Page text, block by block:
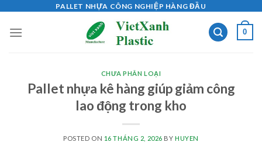
content
PALLET NHỰA CÔNG NGHIỆP HÀNG ĐẦU
0
CHƯA PHÂN LOẠI
Pallet nhựa kê hàng giúp giảm công
lao động trong kho
POSTED ON 16 THÁNG 2, 2026 BY HUYEN